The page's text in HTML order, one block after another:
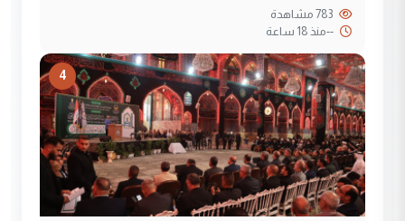
--منذ 18 ساعة
4